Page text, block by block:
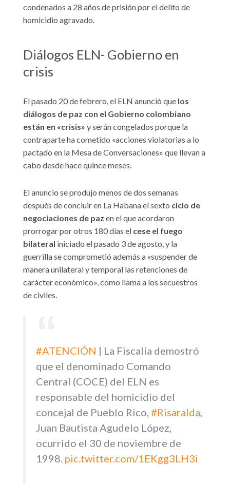
condenados a 28 años de prisión por el delito de
homicidio agravado.
Diálogos ELN- Gobierno en
crisis
El pasado 20 de febrero, el ELN anunció que los
diálogos de paz con el Gobierno colombiano
están en «crisis» y serán congelados porque la
contraparte ha cometido «acciones violatorias a lo
pactado en la Mesa de Conversaciones» que llevan a
cabo desde hace quince meses.
El anuncio se produjo menos de dos semanas
después de concluir en La Habana el sexto ciclo de
negociaciones de paz en el que acordaron
prorrogar por otros 180 días el cese el fuego
bilateral iniciado el pasado 3 de agosto, y la
guerrilla se comprometió además a «suspender de
manera unilateral y temporal las retenciones de
carácter económico», como llama a los secuestros
de civiles.
#ATENCIÓN | La Fiscalía demostró
que el denominado Comando
Central (COCE) del ELN es
responsable del homicidio del
concejal de Pueblo Rico, #Risaralda,
Juan Bautista Agudelo López,
ocurrido el 30 de noviembre de
1998. pic.twitter.com/1EKgg3LH3i